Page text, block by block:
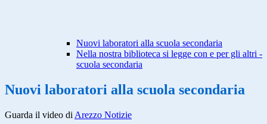
Nuovi laboratori alla scuola secondaria
Nella nostra biblioteca si legge con e per gli altri -
scuola secondaria
Nuovi laboratori alla scuola secondaria
Guarda il video di Arezzo Notizie